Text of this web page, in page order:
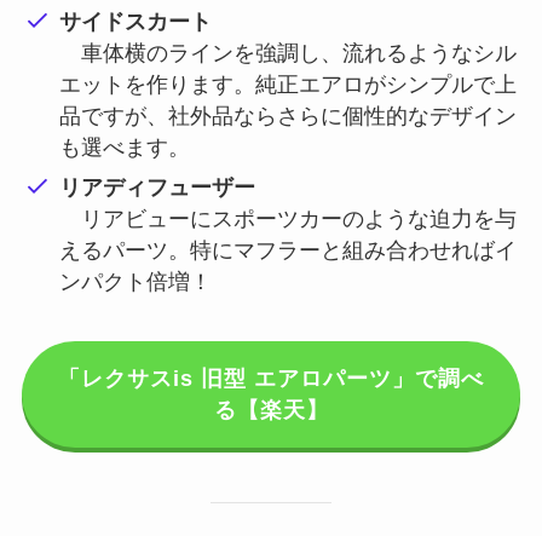
サイドスカート
車体横のラインを強調し、流れるようなシル
エットを作ります。純正エアロがシンプルで上
品ですが、社外品ならさらに個性的なデザイン
も選べます。
リアディフューザー
リアビューにスポーツカーのような迫力を与
えるパーツ。特にマフラーと組み合わせればイ
ンパクト倍増！
「レクサスis 旧型 エアロパーツ」で調べ
る【楽天】